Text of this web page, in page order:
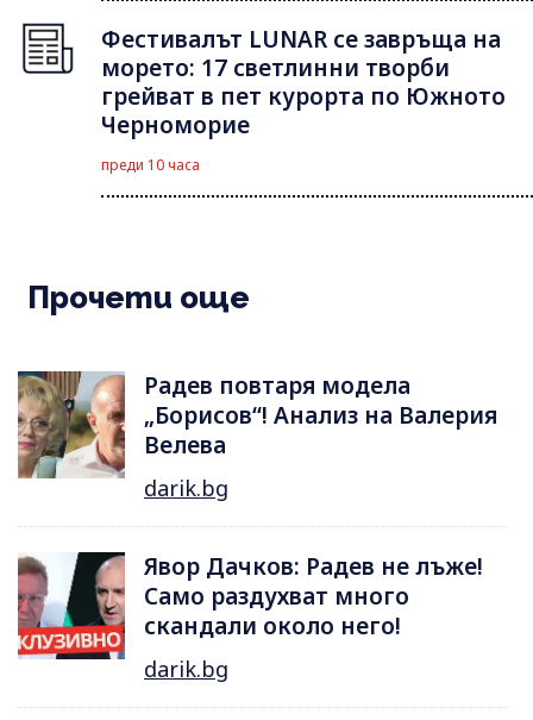
Фестивалът LUNAR се завръща на
морето: 17 светлинни творби
грейват в пет курорта по Южното
Черноморие
преди 10 часа
Прочети още
Радев повтаря модела
„Борисов“! Анализ на Валерия
Велева
darik.bg
Явор Дачков: Радев не лъже!
Само раздухват много
скандали около него!
darik.bg